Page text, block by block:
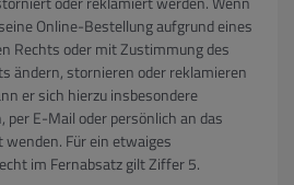
Online-Bestellung aufgrund eines
Rechts oder mit Zustimmung des
ändern, stornieren oder reklamieren
er sich hierzu insbesondere
per E-Mail oder persönlich an das
wenden. Für ein etwaiges
im Fernabsatz gilt Ziffer 5.